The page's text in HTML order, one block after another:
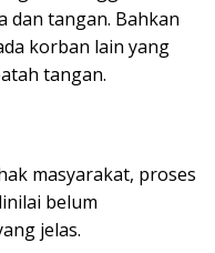
dan tangan. Bahkan
korban lain yang
tangan.
masyarakat, proses
belum
jelas.